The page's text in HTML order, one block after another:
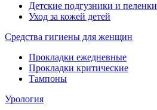
Детские подгузники и пеленки
Уход за кожей детей
Средства гигиены для женщин
Прокладки ежедневные
Прокладки критические
Тампоны
Урология